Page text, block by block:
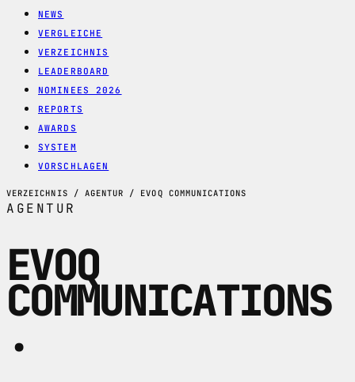
NEWS
VERGLEICHE
VERZEICHNIS
LEADERBOARD
NOMINEES 2026
REPORTS
AWARDS
SYSTEM
VORSCHLAGEN
VERZEICHNIS / AGENTUR / EVOQ COMMUNICATIONS
AGENTUR
EVOQ
COMMUNICATIONS
.